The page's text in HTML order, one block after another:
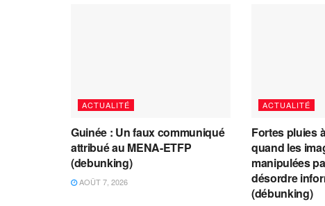
ACTUALITÉ
Guinée : Un faux communiqué
attribué au MENA-ETFP
(debunking)
AOÛT 7, 2026
ACTUALITÉ
Fortes pluies
quand les
manipulées
désordre
(débunking)